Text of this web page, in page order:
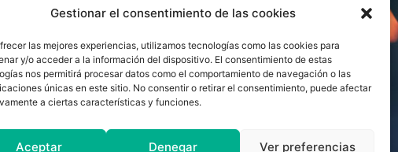
Gestionar el consentimiento de las cookies
las mejores experiencias, utilizamos tecnologías como las cookies para
y/o acceder a la información del dispositivo. El consentimiento de estas
nos permitirá procesar datos como el comportamiento de navegación o las
únicas en este sitio. No consentir o retirar el consentimiento, puede afectar
a ciertas características y funciones.
Aceptar Denegar Ver preferencias